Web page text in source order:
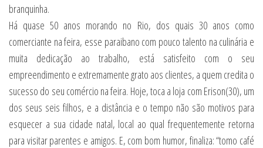
branquinha.
Há quase 50 anos morando no Rio, dos quais 30 anos como
comerciante na feira, esse paraibano com pouco talento na culinária e
muita dedicação ao trabalho, está satisfeito com o seu
empreendimento e extremamente grato aos clientes, a quem credita o
sucesso do seu comércio na feira. Hoje, toca a loja com Erison(30), um
dos seus seis filhos, e a distância e o tempo não são motivos para
esquecer a sua cidade natal, local ao qual frequentemente retorna
para visitar parentes e amigos. E, com bom humor, finaliza: “tomo café